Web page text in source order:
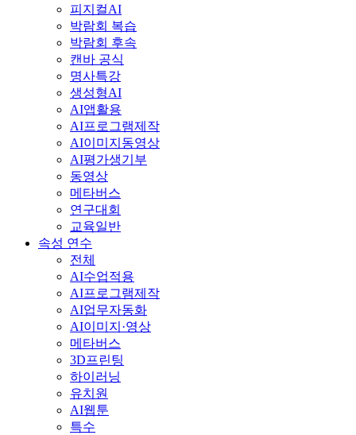
피지컬AI
박람회 복습
박람회 후속
캔바 공식
명사특강
생성형AI
AI앱활용
AI프로그램제작
AI이미지동영상
AI평가생기부
동영상
메타버스
연구대회
교육일반
속성 연수
전체
AI수업적용
AI프로그램제작
AI업무자동화
AI이미지·영상
메타버스
3D프린팅
하이러닝
유치원
AI웹툰
특수